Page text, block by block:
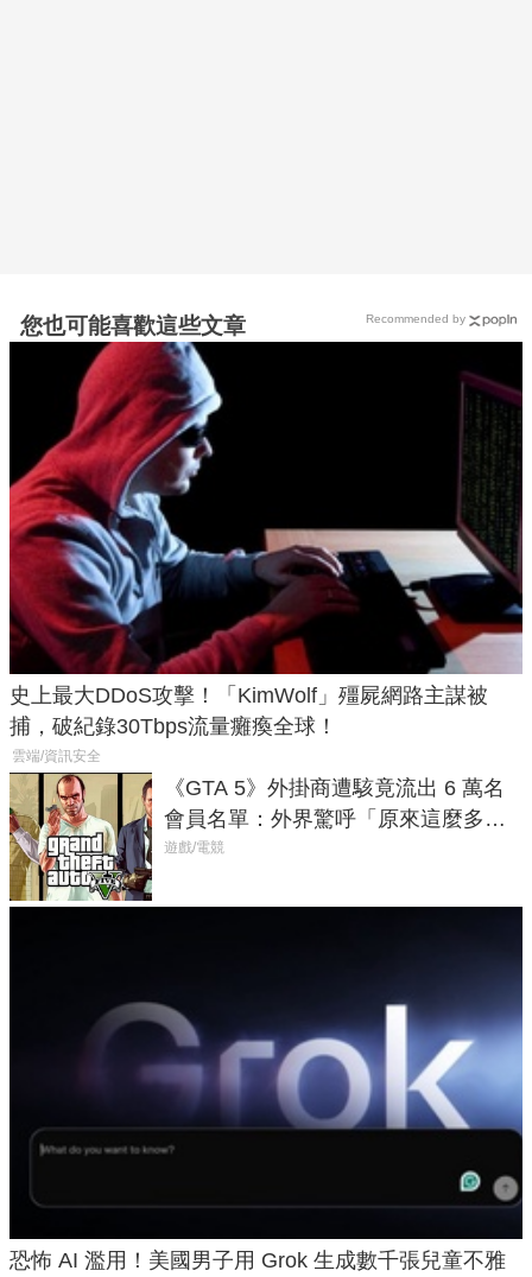
您也可能喜歡這些文章
史上最大DDoS攻擊！「KimWolf」殭屍網路主謀被
捕，破紀錄30Tbps流量癱瘓全球！
雲端/資訊安全
《GTA 5》外掛商遭駭竟流出 6 萬名
會員名單：外界驚呼「原來這麼多人
在開掛！」
遊戲/電競
恐怖 AI 濫用！美國男子用 Grok 生成數千張兒童不雅
Recommended by